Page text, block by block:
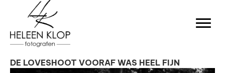
DE LOVESHOOT VOORAF WAS HEEL FIJN